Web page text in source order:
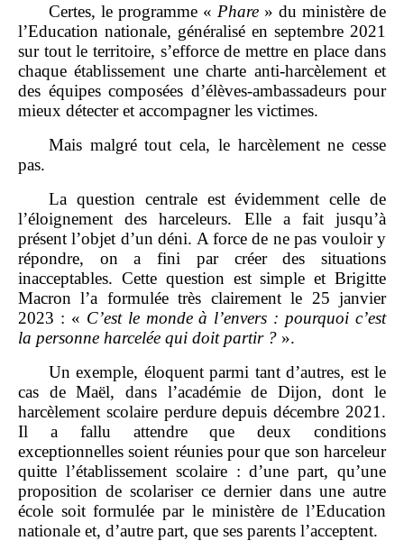
Certes, le programme « Phare » du ministère de
l’Education nationale, généralisé en septembre 2021
sur tout le territoire, s’efforce de mettre en place dans
chaque établissement une charte anti‑harcèlement et
des équipes composées d’élèves‑ambassadeurs pour
mieux détecter et accompagner les victimes.
Mais malgré tout cela, le harcèlement ne cesse
pas.
La question centrale est évidemment celle de
l’éloignement des harceleurs. Elle a fait jusqu’à
présent l’objet d’un déni. A force de ne pas vouloir y
répondre, on a fini par créer des situations
inacceptables. Cette question est simple et Brigitte
Macron l’a formulée très clairement le 25 janvier
2023 : « C’est le monde à l’envers : pourquoi c’est
la personne harcelée qui doit partir ? ».
Un exemple, éloquent parmi tant d’autres, est le
cas de Maël, dans l’académie de Dijon, dont le
harcèlement scolaire perdure depuis décembre 2021.
Il a fallu attendre que deux conditions
exceptionnelles soient réunies pour que son harceleur
quitte l’établissement scolaire : d’une part, qu’une
proposition de scolariser ce dernier dans une autre
école soit formulée par le ministère de l’Education
nationale et, d’autre part, que ses parents l’acceptent.